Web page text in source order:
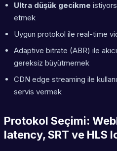
Ultra düşük gecikme
etmek
Uygun protokol ile real-time
Adaptive bitrate (ABR) ile
gereksiz büyütmemek
CDN edge streaming ile
servis vermek
Protokol Seçimi:
latency, SRT ve HLS